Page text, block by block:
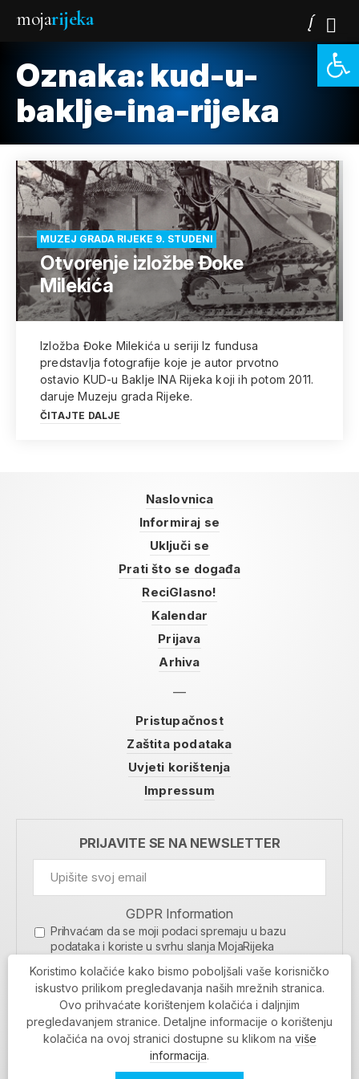
mojarijeka
Oznaka: kud-u-
baklje-ina-rijeka
MUZEJ GRADA RIJEKE 9. STUDENI
Otvorenje izložbe Đoke
Milekića
Izložba Đoke Milekića u seriji Iz fundusa
predstavlja fotografije koje je autor prvotno
ostavio KUD-u Baklje INA Rijeka koji ih potom 2011.
daruje Muzeju grada Rijeke.
ČITAJTE DALJE
Naslovnica
Informiraj se
Uključi se
Prati što se događa
ReciGlasno!
Kalendar
Prijava
Arhiva
Pristupačnost
Zaštita podataka
Uvjeti korištenja
Impressum
PRIJAVITE SE NA NEWSLETTER
GDPR Information
Prihvaćam da se moji podaci spremaju u bazu
podataka i koriste u svrhu slanja MojaRijeka
MOJARIJEKA NEWSLETTER
PRIJAVI SE
Koristimo kolačiće kako bismo poboljšali vaše korisničko
iskustvo prilikom pregledavanja naših mrežnih stranica.
Ovo prihvaćate korištenjem kolačića i daljnjim
pregledavanjem stranice. Detaljne informacije o korištenju
kolačića na ovoj stranici dostupne su klikom na više
informacija.